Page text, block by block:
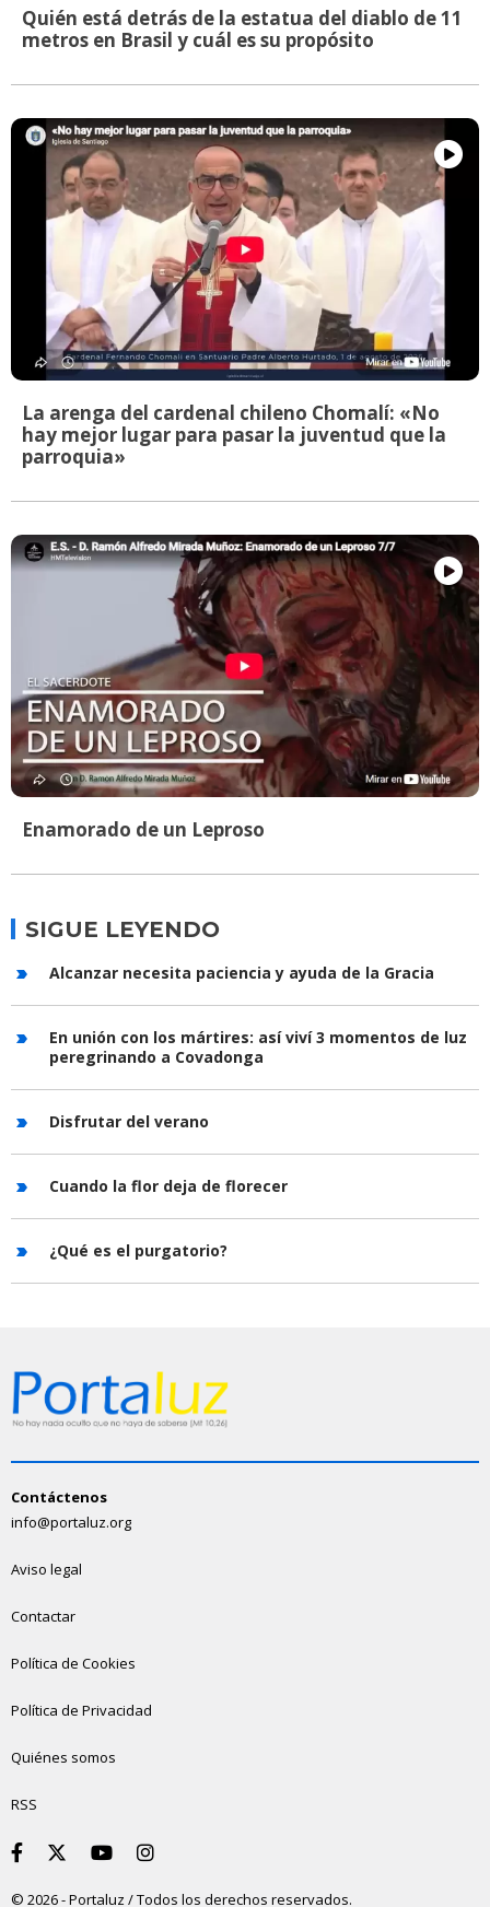
Quién está detrás de la estatua del diablo de 11
metros en Brasil y cuál es su propósito
La arenga del cardenal chileno Chomalí: «No
hay mejor lugar para pasar la juventud que la
parroquia»
Enamorado de un Leproso
SIGUE LEYENDO
Alcanzar necesita paciencia y ayuda de la Gracia
En unión con los mártires: así viví 3 momentos de luz
peregrinando a Covadonga
Disfrutar del verano
Cuando la flor deja de florecer
¿Qué es el purgatorio?
Contáctenos
info@portaluz.org
Aviso legal
Contactar
Política de Cookies
Política de Privacidad
Quiénes somos
RSS
© 2026 - Portaluz / Todos los derechos reservados.